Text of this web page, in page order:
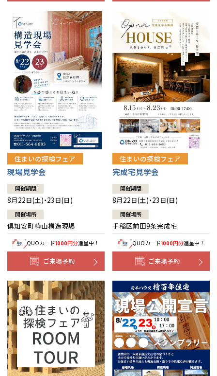
住まいの探検フェア
現場見学会
開催期間
8月22日(土)・23日(日)
開催場所
倶知安町樺山構造現場
QUOカード1000円分進呈中！
ご来場予約
住まいの探検フェア
完成宅見学会
開催期間
8月22日(土)・23日(日)
開催場所
手稲区前田9条完成宅
QUOカード1000円分進呈中！
ご来場予約
全国の展示場
北海道
札幌
道央
道北
道南
道東
東北
青森
秋田
岩手
山形
宮城
福島
甲信越・北陸
新潟
山梨
長野
富山
石川
福井
関東
東京
神奈川
埼玉
千葉
茨城
栃木
群馬
東海
愛知
岐阜
静岡
三重
近畿
大阪
京都
兵庫
奈良
滋賀
和歌山
中国・四国
岡山
香川
愛媛
鳥取
島根
九州
福岡
佐賀
熊本
大分
分譲マンション
※現住所のある都道府県以外の建築予定地の方でも現住所の有るお近
くの展示場又は店舗にお問合せください。移住の計画の方もご相談対
応します。お気軽にご相談ください。
お近くのイベント
北海道
札幌
札幌
小樽
道央
苫小牧千歳
小樽
道北
道南
道東
釧路
東北
青森県
八戸
青森
秋田県
秋田
岩手県
山形県
宮城県
仙台
福島県
会津
甲信越・北陸
新潟県
長岡
山梨県
長野県
富山県
富山
石川県
福井県
福井
関東
東京都
神奈川県
相模
埼玉県
埼玉
千葉県
千葉
柏
茨城県
水戸
栃木県
宇都宮
小山
群馬県
群馬
東海
愛知県
岐阜県
岐阜
静岡県
三重県
四日市
近畿
大阪府
大阪
京都府
京都
兵庫県
姫路
奈良県
奈良
中国・四国
岡山県
岡山
愛媛県
松山
九州
福岡県
福岡
佐賀県
佐賀
熊本県
熊本
大分県
大分
宮崎県
宮崎